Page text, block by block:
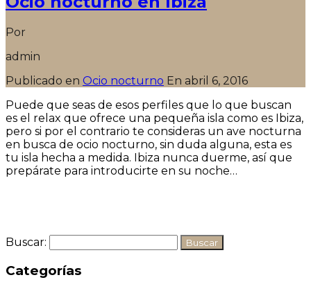
Por
admin
Publicado en Ocio nocturno En abril 6, 2016
Puede que seas de esos perfiles que lo que buscan
es el relax que ofrece una pequeña isla como es Ibiza,
pero si por el contrario te consideras un ave nocturna
en busca de ocio nocturno, sin duda alguna, esta es
tu isla hecha a medida. Ibiza nunca duerme, así que
prepárate para introducirte en su noche…
Buscar:
Categorías